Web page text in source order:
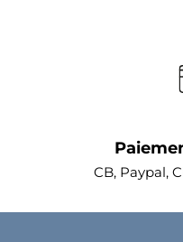
CB, Paypal,